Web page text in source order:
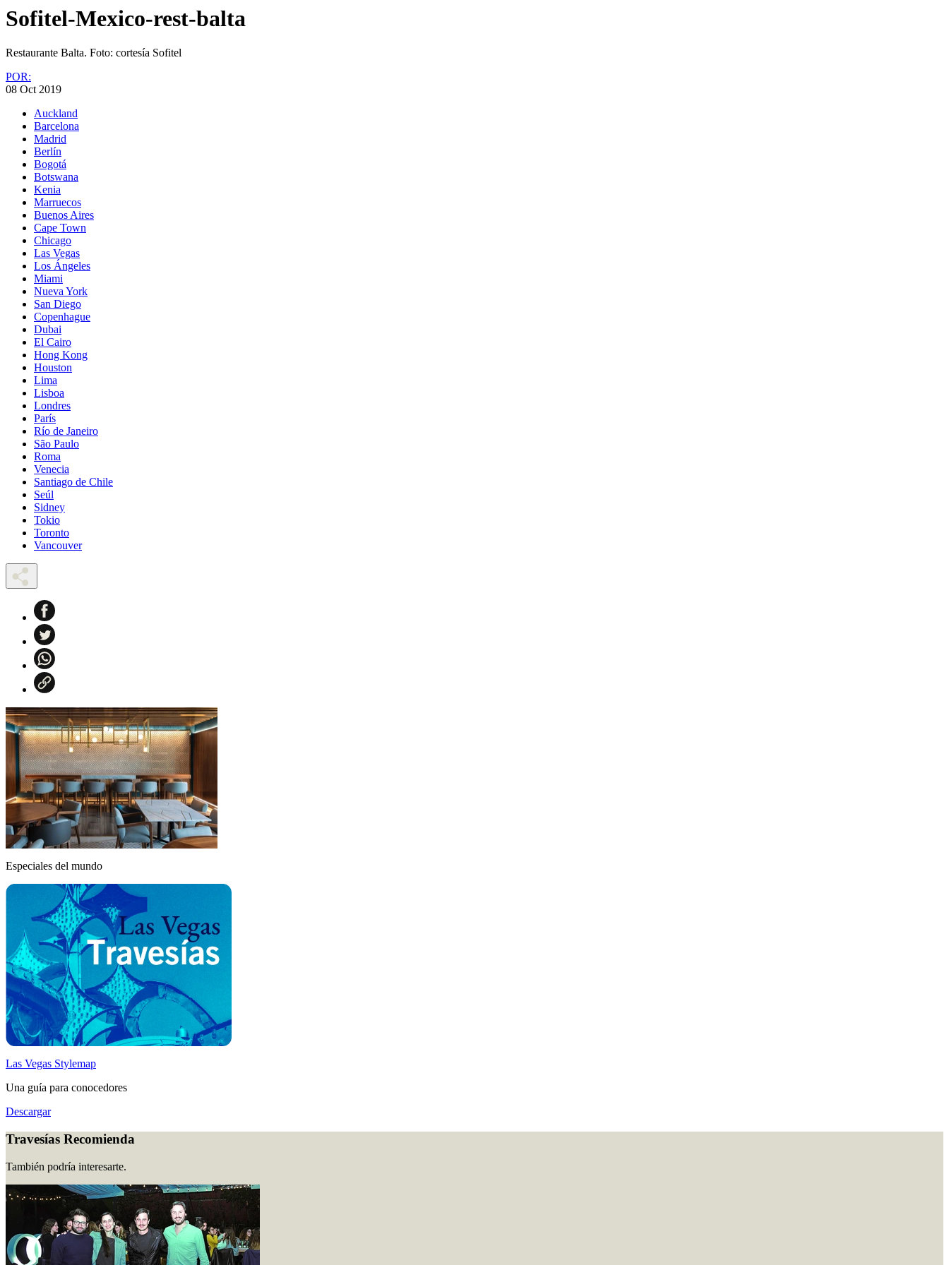
Sofitel-Mexico-rest-balta
Restaurante Balta. Foto: cortesía Sofitel
POR:
08 Oct 2019
Auckland
Barcelona
Madrid
Berlín
Bogotá
Botswana
Kenia
Marruecos
Buenos Aires
Cape Town
Chicago
Las Vegas
Los Ángeles
Miami
Nueva York
San Diego
Copenhague
Dubai
El Cairo
Hong Kong
Houston
Lima
Lisboa
Londres
París
Río de Janeiro
São Paulo
Roma
Venecia
Santiago de Chile
Seúl
Sidney
Tokio
Toronto
Vancouver
Especiales del mundo
Las Vegas Stylemap
Una guía para conocedores
Descargar
Travesías Recomienda
También podría interesarte.